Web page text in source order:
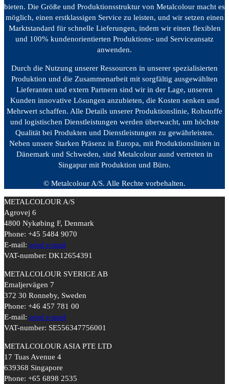
bieten. Die Größe und Produktionsstruktur von Metalcolour macht es
möglich, einen erstklassigen Service zu leisten, und wir setzen einen
Marktstandard für schnelle Lieferungen, indem wir einen flexiblen
und 100% kundenorientierten Produktions- und Serviceansatz
anwenden.
Durch die Nutzung unserer Ressourcen in unserer spezialisierten
Produktion und die Zusammenarbeit mit sorgfältig ausgewählten
Lieferanten und extern Partnern sind wir in der Lage, unseren
Kunden innovative Lösungen anzubieten, die Kosten senken und
Mehrwert schaffen. Alle Details unserer Produktionslinie, Rohstoffe
und logistischen Dienstleistungen werden überwacht, um höchste
Qualität bei Produkten und Dienstleistungen zu gewährleisten.
Neben unsere Starken Präsenz in Europa, mit Produktionslinien in
Dänemark und Schweden, sind Metalcolour aund vertreten in
Singapur mit Produktion und Büro.
© Metalcolour A/S. Alle Rechte vorbehalten.
METALCOLOUR A/S
Agrovej 6
4800 Nykøbing F, Denmark
Phone: +45 5484 9070
E-mail: send e-mail
VAT-number: DK12654391
METALCOLOUR SVERIGE AB
Emaljervägen 7
372 30 Ronneby, Sweden
Phone: +46 457 781 00
E-mail: send e-mail
VAT-number: SE556347756001
METALCOLOUR ASIA PTE LTD
17 Tuas Avenue 4
639368 Singapore
Phone: +65 6898 2535